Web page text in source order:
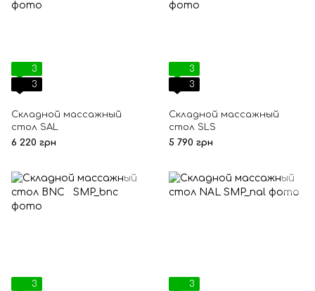
3
3
Складной массажный
стол SAL
6 220 грн
3
3
Складной массажный
стол SLS
5 790 грн
3
3